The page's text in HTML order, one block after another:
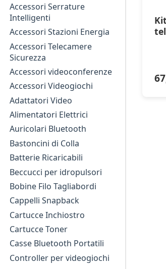
Accessori Serrature
Intelligenti
Accessori Stazioni Energia
Accessori Telecamere
Sicurezza
Accessori videoconferenze
Accessori Videogiochi
Adattatori Video
Alimentatori Elettrici
Auricolari Bluetooth
Bastoncini di Colla
Batterie Ricaricabili
Beccucci per idropulsori
Bobine Filo Tagliabordi
Cappelli Snapback
Cartucce Inchiostro
Cartucce Toner
Casse Bluetooth Portatili
Controller per videogiochi